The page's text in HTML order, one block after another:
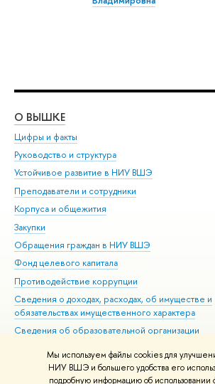
Мы используем файлы cookies для
НИУ ВШЭ и большего удобства его
подробную информацию об использовании
О ВЫШКЕ
Цифры и факты
Руководство и структура
Устойчивое развитие в НИУ ВШЭ
Преподаватели и сотрудники
Корпуса и общежития
Закупки
Обращения граждан в НИУ ВШЭ
Фонд целевого капитала
Противодействие коррупции
Сведения о доходах, расходах, об имуществе и
обязательствах имущественного характера
Сведения об образовательной организации
Людям с ограниченными возможностями
Единая платежная страница